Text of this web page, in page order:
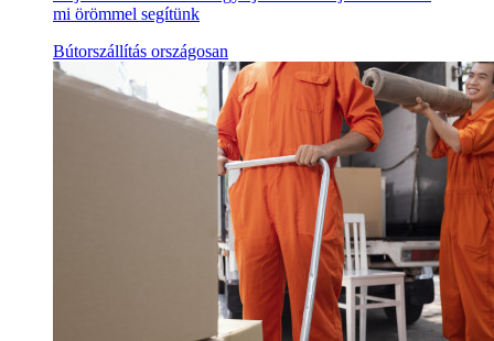
mi örömmel segítünk
Bútorszállítás országosan